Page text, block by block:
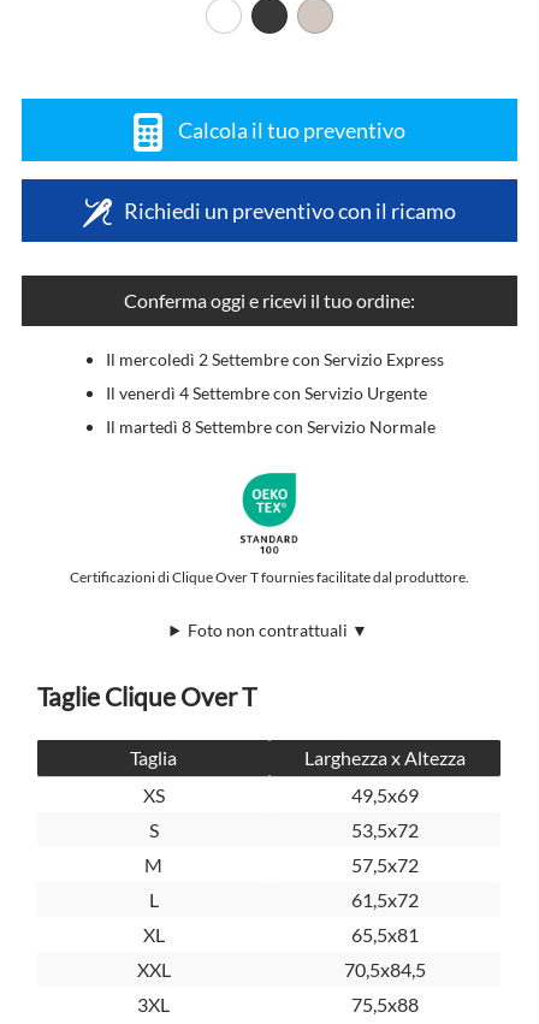
Calcola il tuo preventivo
Richiedi un preventivo con il ricamo
Conferma oggi e ricevi il tuo ordine:
Il mercoledì 2 Settembre con Servizio Express
Il venerdì 4 Settembre con Servizio Urgente
Il martedì 8 Settembre con Servizio Normale
Certificazioni di Clique Over T fournies facilitate dal produttore.
Foto non contrattuali ▼
Taglie Clique Over T
Taglia
Larghezza x Altezza
XS
49,5x69
S
53,5x72
M
57,5x72
L
61,5x72
XL
65,5x81
XXL
70,5x84,5
3XL
75,5x88